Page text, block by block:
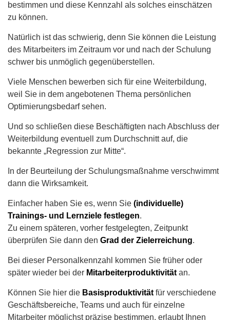
bestimmen und diese Kennzahl als solches einschätzen
zu können.
Natürlich ist das schwierig, denn Sie können die Leistung
des Mitarbeiters im Zeitraum vor und nach der Schulung
schwer bis unmöglich gegenüberstellen.
Viele Menschen bewerben sich für eine Weiterbildung,
weil Sie in dem angebotenen Thema persönlichen
Optimierungsbedarf sehen.
Und so schließen diese Beschäftigten nach Abschluss der
Weiterbildung eventuell zum Durchschnitt auf, die
bekannte „Regression zur Mitte“.
In der Beurteilung der Schulungsmaßnahme verschwimmt
dann die Wirksamkeit.
Einfacher haben Sie es, wenn Sie (individuelle)
Trainings- und Lernziele festlegen.
Zu einem späteren, vorher festgelegten, Zeitpunkt
überprüfen Sie dann den Grad der Zielerreichung.
Bei dieser Personalkennzahl kommen Sie früher oder
später wieder bei der Mitarbeiterproduktivitätan.
Können Sie hier die Basisproduktivitätfür verschiedene
Geschäftsbereiche, Teams und auch für einzelne
Mitarbeiter möglichst präzise bestimmen, erlaubt Ihnen